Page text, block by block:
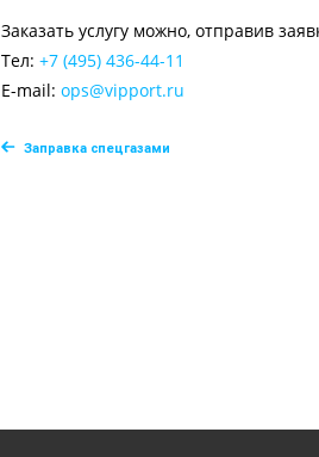
Заказать услугу можно, отправив
Тел: +7 (495) 436-44-11
E-mail: ops@vipport.ru
Заправка спецгазами